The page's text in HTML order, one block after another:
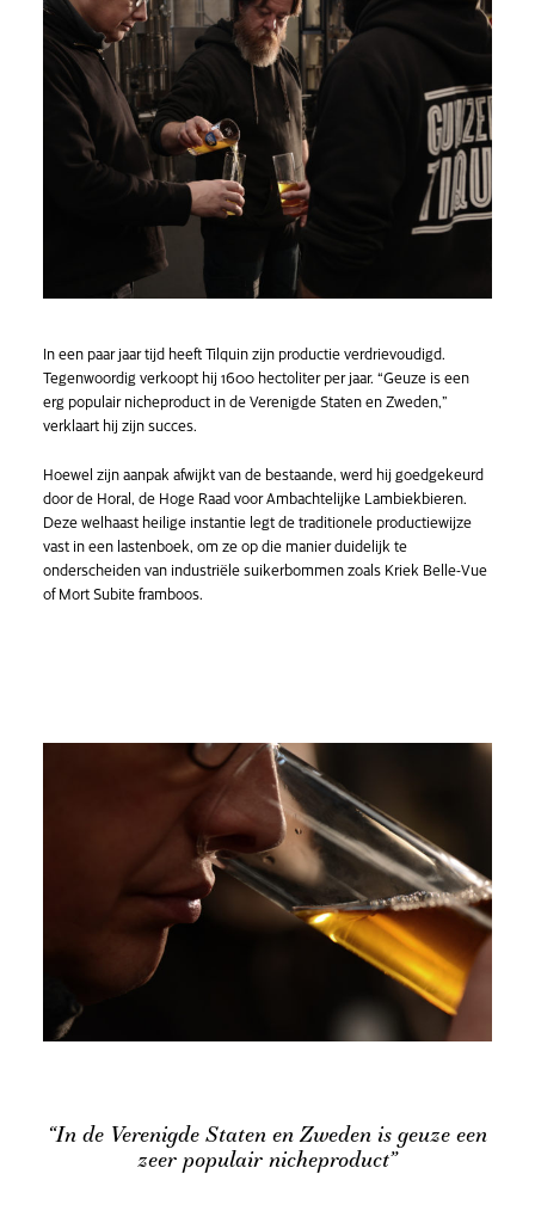
In een paar jaar tijd heeft Tilquin zijn productie verdrievoudigd.
Tegenwoordig verkoopt hij 1600 hectoliter per jaar. “Geuze is een
erg populair nicheproduct in de Verenigde Staten en Zweden,”
verklaart hij zijn succes.
Hoewel zijn aanpak afwijkt van de bestaande, werd hij goedgekeurd
door de Horal, de Hoge Raad voor Ambachtelijke Lambiekbieren.
Deze welhaast heilige instantie legt de traditionele productiewijze
vast in een lastenboek, om ze op die manier duidelijk te
onderscheiden van industriële suikerbommen zoals Kriek Belle-Vue
of Mort Subite framboos.
“In de Verenigde Staten en Zweden is geuze een
zeer populair nicheproduct”